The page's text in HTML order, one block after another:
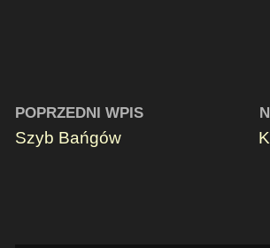
POPRZEDNI WPIS
Szyb Bańgów